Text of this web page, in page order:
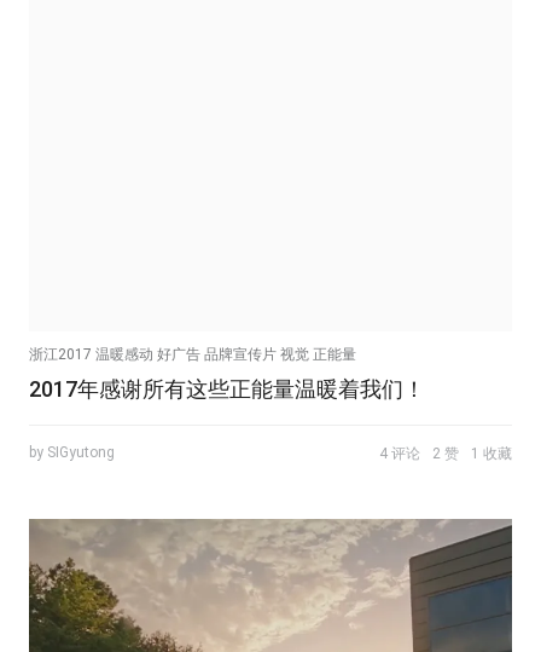
浙江2017 温暖感动 好广告 品牌宣传片 视觉 正能量
2017年感谢所有这些正能量温暖着我们！
by SIGyutong 4 评论 2 赞 1 收藏